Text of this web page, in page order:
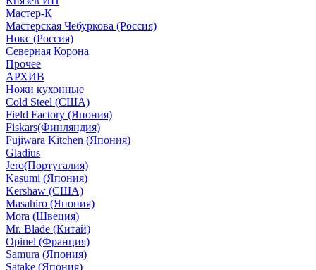
Мастер-К
Мастерская Чебуркова (Россия)
Нокс (Россия)
Северная Корона
Прочее
АРХИВ
Ножи кухонные
Cold Steel (США)
Field Factory (Япония)
Fiskars(Финляндия)
Fujiwara Kitchen (Япония)
Gladius
Jero(Португалия)
Kasumi (Япония)
Kershaw (США)
Masahiro (Япония)
Mora (Швеция)
Mr. Blade (Китай)
Opinel (Франция)
Samura (Япония)
Satake (Япония)